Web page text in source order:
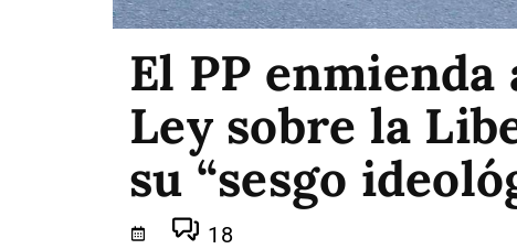
El PP
Ley sobre la
su “sesgo
18